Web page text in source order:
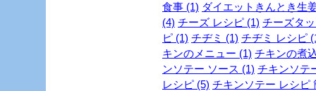
食事 (1) ダイエットきんとき生
(4) チーズ レシピ (1) チーズタ
ピ (1) チヂミ (1) チヂミ レシピ
キンのメニュー (1) チキンの煮
ンソテー ソース (1) チキンソテ
レシピ (5) チキンソテー レシピ